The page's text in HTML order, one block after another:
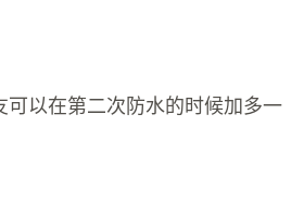
以在第二次防水的时候加多一